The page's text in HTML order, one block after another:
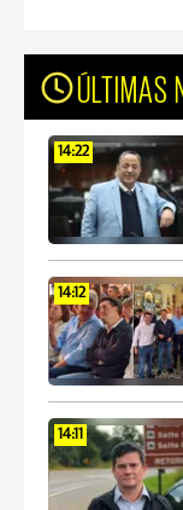
ÚLTIMAS
14:22
14:12
14:11